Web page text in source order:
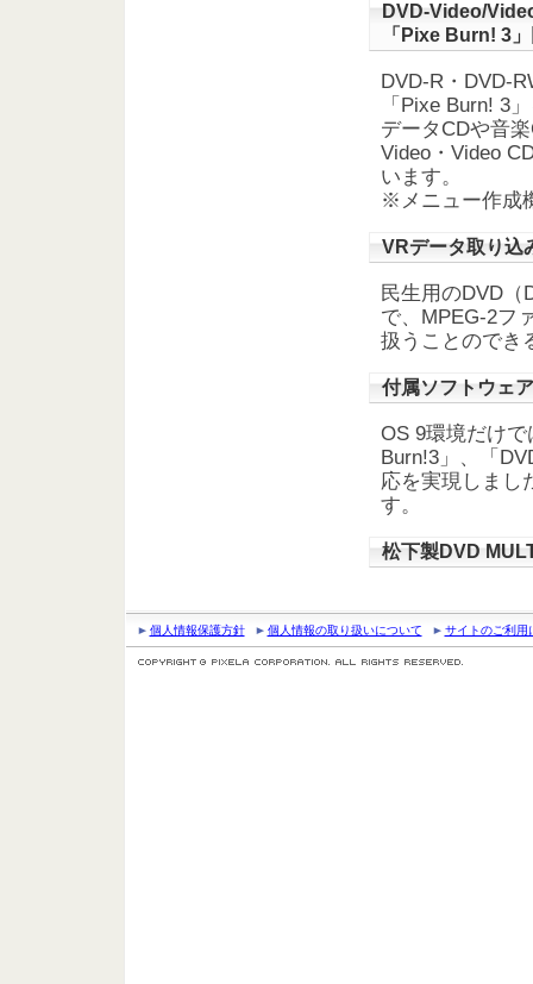
DVD-Video/
「Pixe Burn! 3
DVD-R・DVD-
「Pixe Burn! 3
データCDや音
Video・Video
います。
※メニュー作成
VRデータ取り込
民生用のDVD（
で、MPEG-2フ
扱うことのでき
付属ソフトウェ
OS 9環境だけ
Burn!3」、「
応を実現しまし
す。
松下製DVD
個人情報保護方針 個人情報の取り扱いについて サイトのご利用